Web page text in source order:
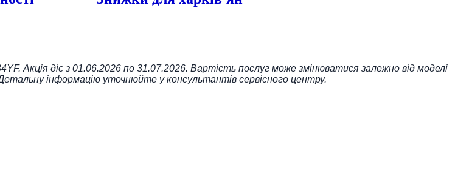
Акція діє з 01.06.2026 по 31.07.2026. Вартість послуг може змінюватися залежно від моделі
інформацію уточнюйте у консультантів сервісного центру.